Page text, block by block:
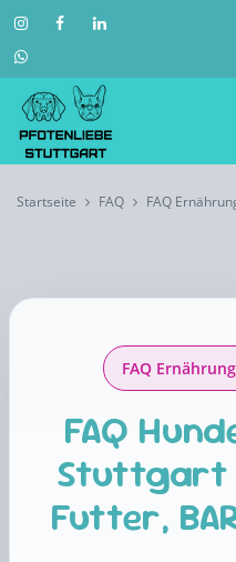
Startseite FAQ FAQ
FAQ
FAQ
Stuttgart
Futter,